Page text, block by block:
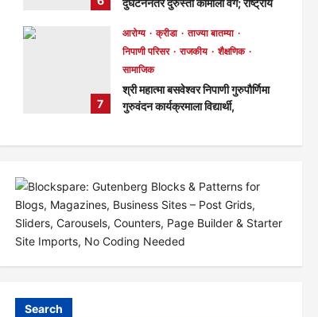
दुर्घटनेनंतर दुरुस्ती कामाला वेग; राष्ट्रीय
लवकरच काम पूर्ण होणार!
मुख्य संपादक
3 days ago
301
7
आरोग्य क्रीडा
ताज्या बातम्या
निपाणी परिसर
राजकीय
शैक्षणिक
सामाजिक
श्री महात्मा बसवेश्वर निपाणी गुरुपौर्णिमा
गुरुवंदन कार्यक्रमाला विद्यार्थी,
Search